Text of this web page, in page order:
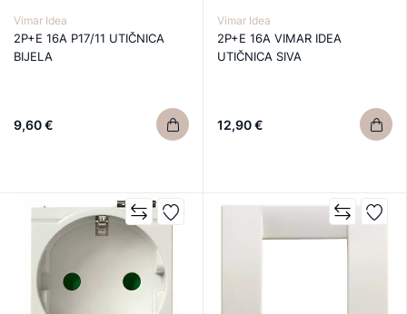
Vimar Idea
2P+E 16A P17/11 UTIČNICA
BIJELA
9,60 €
Vimar Idea
2P+E 16A VIMAR IDEA
UTIČNICA SIVA
12,90 €